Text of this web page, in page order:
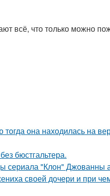
всё, что только можно
тогда она находилась на
бюстгальтера.
сериала "Клон" Джованны
своей дочери и при